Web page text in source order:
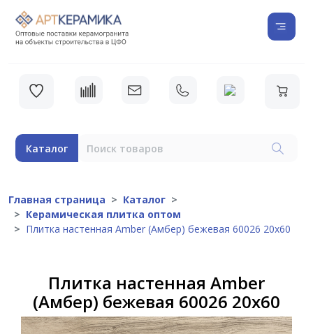
Каталог
Главная страница
Каталог
Керамическая плитка оптом
Плитка настенная Amber (Амбер) бежевая 60026 20х60
Плитка настенная Amber
(Амбер) бежевая 60026 20х60